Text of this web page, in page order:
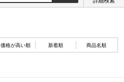
価格が高い順 新着順 商品名順